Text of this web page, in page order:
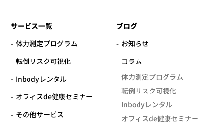
サービス一覧
体力測定プログラム
転倒リスク可視化
Inbodyレンタル
オフィスde健康セミナー
その他サービス
ブログ
お知らせ
コラム
体力測定プログラム
転倒リスク可視化
Inbodyレンタル
オフィスde健康セミナー